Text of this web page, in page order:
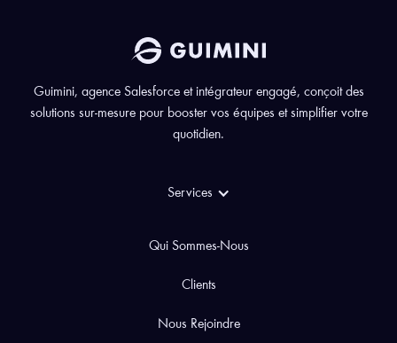
Guimini, agence Salesforce et intégrateur engagé, conçoit des
solutions sur-mesure pour booster vos équipes et simplifier votre
quotidien.
Services
Qui Sommes-Nous
Clients
Nous Rejoindre